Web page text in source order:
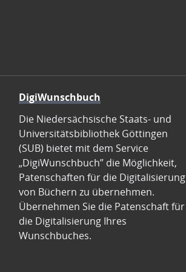
DigiWunschbuch
Die Niedersächsische Staats- und
Universitätsbibliothek Göttingen
(SUB) bietet mit dem Service
„DigiWunschbuch” die Möglichkeit,
Patenschaften für die Digitalisierung
von Büchern zu übernehmen.
Übernehmen Sie die Patenschaft für
die Digitalisierung Ihres
Wunschbuches.